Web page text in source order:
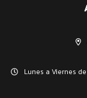
Lunes a Viernes